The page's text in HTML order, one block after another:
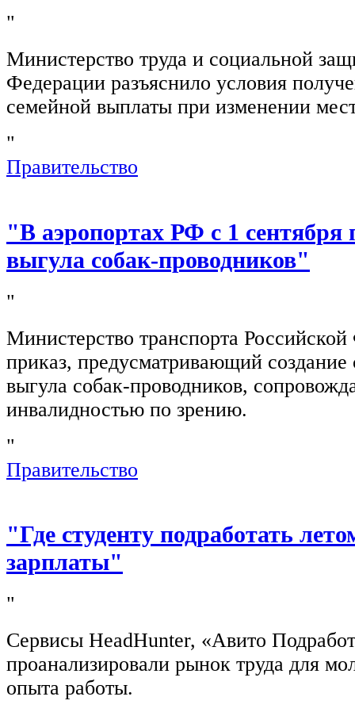
"
Министерство труда и социальной
Федерации разъяснило условия
семейной выплаты при изменении
"
Правительство
"В аэропортах РФ с 1 сентября
выгула собак-проводников"
"
Министерство транспорта
приказ, предусматривающий создание
выгула собак-проводников,
инвалидностью по зрению.
"
Правительство
"Где студенту подработать
зарплаты"
"
Сервисы HeadHunter, «Авито
проанализировали рынок труда для
опыта работы.